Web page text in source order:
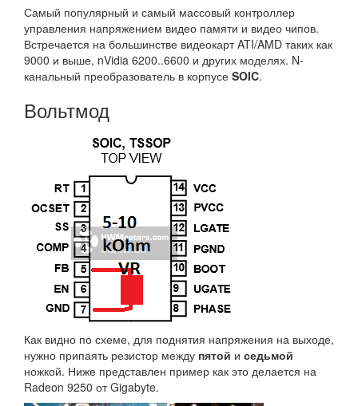
Самый популярный и самый массовый контроллер
управления напряжением видео памяти и видео чипов.
Встречается на большинстве видеокарт ATI/AMD таких как
9000 и выше, nVidia 6200..6600 и других моделях. N-
канальный преобразователь в корпусе SOIC.
Вольтмод
Как видно по схеме, для поднятия напряжения на выходе,
нужно припаять резистор между пятой и седьмой
ножкой. Ниже представлен пример как это делается на
Radeon 9250 от Gigabyte.